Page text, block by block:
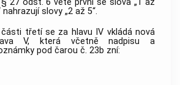
27 odst. 6 větě první se slova „1 až
nahrazují slovy „2 až 5“.
třetí se za hlavu IV vkládá nová
V, která včetně nadpisu a
pod čarou č. 23b zní: